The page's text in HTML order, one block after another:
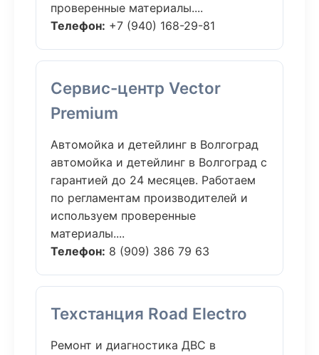
проверенные материалы....
Телефон: +7 (940) 168-29-81
Сервис-центр Vector
Premium
Автомойка и детейлинг в Волгоград
автомойка и детейлинг в Волгоград с
гарантией до 24 месяцев. Работаем
по регламентам производителей и
используем проверенные
материалы....
Телефон: 8 (909) 386 79 63
Техстанция Road Electro
Ремонт и диагностика ДВС в